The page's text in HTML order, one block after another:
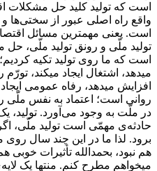
است که تولید کلید حل مشکلات
واقع راه اصلی عبور از سختی‌ها
است. یعنی مهمترین مسائل
تولید ملّی و رونق تولید ملّی، حل
است که ما روی تولید تکیه
میدهد، اشتغال ایجاد میکند،
افزایش میدهد، رفاه عمومی ایجاد
روانی است؛ اعتماد به نفس ملّی
در ملّت به وجود می‌آورد.
حادثه‌ی مهمّی است تولید ملّی،
برود. لذا ما در این چند سال روی
هم نبود، بحمدالله تأثیرات
میخواهم مطرح کنم. منتها یک